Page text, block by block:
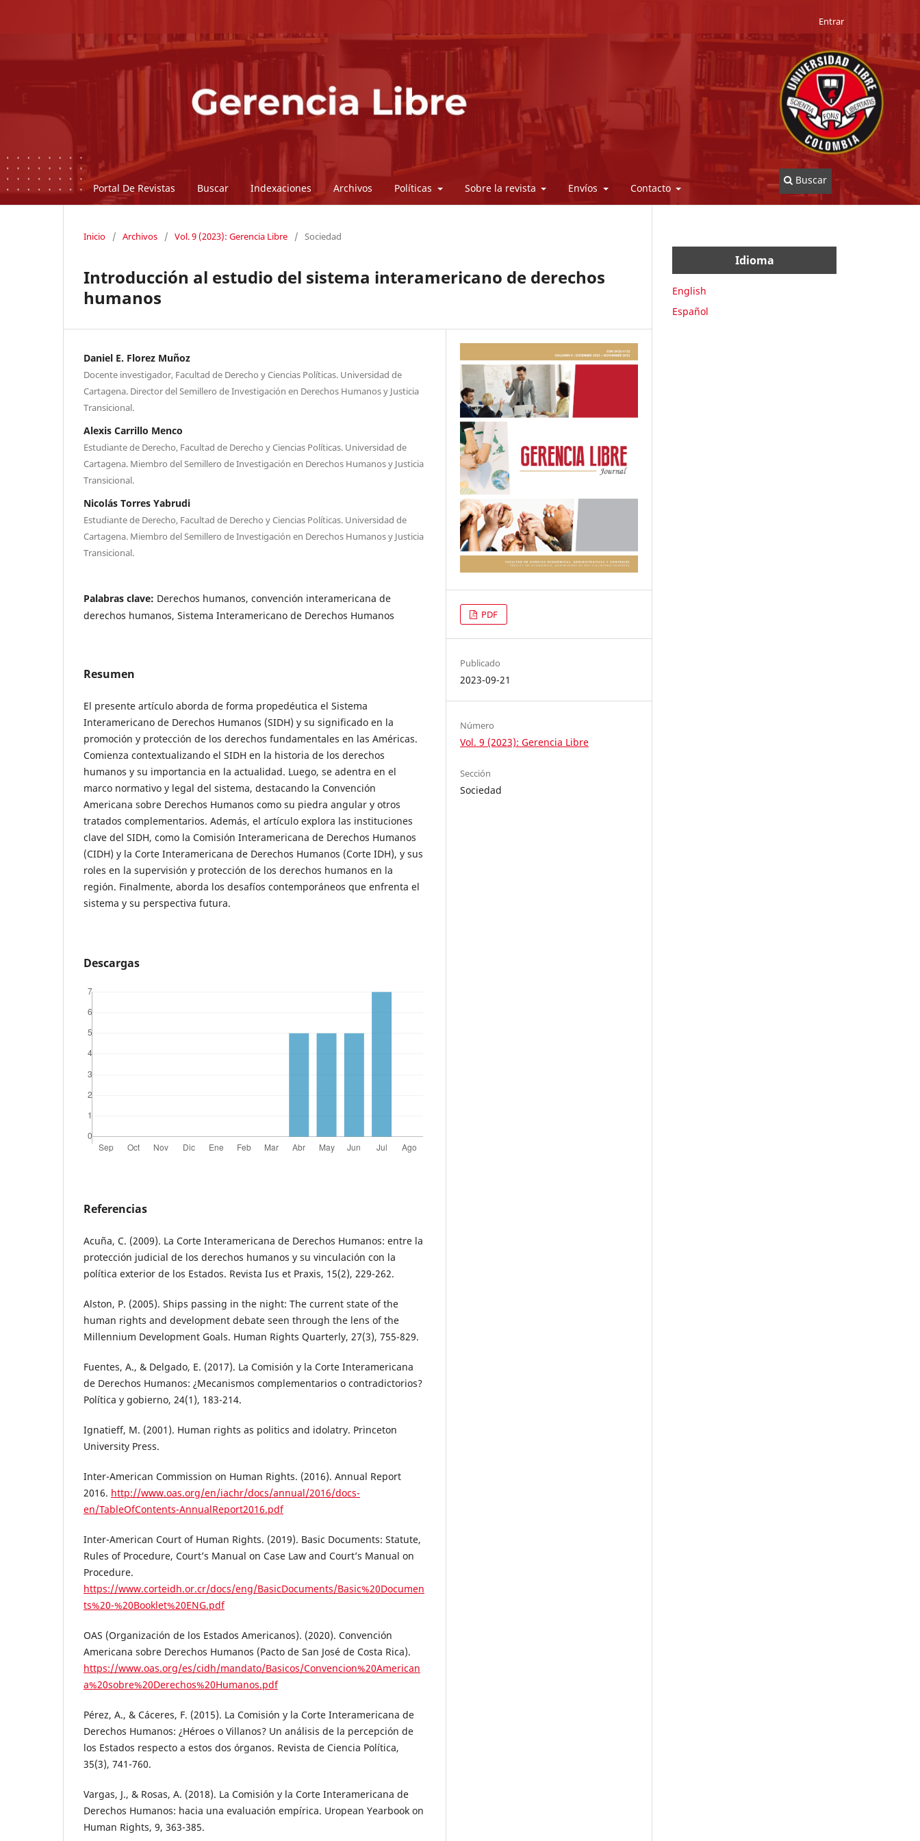
Portal De Revistas Buscar Indexaciones Archivos Políticas Sobre la revista Envíos Contacto
Buscar
Entrar
Inicio / Archivos / Vol. 9 (2023): Gerencia Libre / Sociedad
Introducción al estudio del sistema interamericano de derechos
humanos
Daniel E. Florez Muñoz
Docente investigador, Facultad de Derecho y Ciencias Políticas. Universidad de
Cartagena. Director del Semillero de Investigación en Derechos Humanos y Justicia
Transicional.
Alexis Carrillo Menco
Estudiante de Derecho, Facultad de Derecho y Ciencias Políticas. Universidad de
Cartagena. Miembro del Semillero de Investigación en Derechos Humanos y Justicia
Transicional.
Nicolás Torres Yabrudi
Estudiante de Derecho, Facultad de Derecho y Ciencias Políticas. Universidad de
Cartagena. Miembro del Semillero de Investigación en Derechos Humanos y Justicia
Transicional.
Palabras clave: Derechos humanos, convención interamericana de
derechos humanos, Sistema Interamericano de Derechos Humanos
Resumen
El presente artículo aborda de forma propedéutica el Sistema
Interamericano de Derechos Humanos (SIDH) y su significado en la
promoción y protección de los derechos fundamentales en las Américas.
Comienza contextualizando el SIDH en la historia de los derechos
humanos y su importancia en la actualidad. Luego, se adentra en el
marco normativo y legal del sistema, destacando la Convención
Americana sobre Derechos Humanos como su piedra angular y otros
tratados complementarios. Además, el artículo explora las instituciones
clave del SIDH, como la Comisión Interamericana de Derechos Humanos
(CIDH) y la Corte Interamericana de Derechos Humanos (Corte IDH), y sus
roles en la supervisión y protección de los derechos humanos en la
región. Finalmente, aborda los desafíos contemporáneos que enfrenta el
sistema y su perspectiva futura.
Descargas
Referencias
Acuña, C. (2009). La Corte Interamericana de Derechos Humanos: entre la
protección judicial de los derechos humanos y su vinculación con la
política exterior de los Estados. Revista Ius et Praxis, 15(2), 229-262.
Alston, P. (2005). Ships passing in the night: The current state of the
human rights and development debate seen through the lens of the
Millennium Development Goals. Human Rights Quarterly, 27(3), 755-829.
Fuentes, A., & Delgado, E. (2017). La Comisión y la Corte Interamericana
de Derechos Humanos: ¿Mecanismos complementarios o contradictorios?
Política y gobierno, 24(1), 183-214.
Ignatieff, M. (2001). Human rights as politics and idolatry. Princeton
University Press.
Inter-American Commission on Human Rights. (2016). Annual Report
2016. http://www.oas.org/en/iachr/docs/annual/2016/docs-
en/TableOfContents-AnnualReport2016.pdf
Inter-American Court of Human Rights. (2019). Basic Documents: Statute,
Rules of Procedure, Court’s Manual on Case Law and Court’s Manual on
Procedure.
https://www.corteidh.or.cr/docs/eng/BasicDocuments/Basic%20Documen
ts%20-%20Booklet%20ENG.pdf
OAS (Organización de los Estados Americanos). (2020). Convención
Americana sobre Derechos Humanos (Pacto de San José de Costa Rica).
https://www.oas.org/es/cidh/mandato/Basicos/Convencion%20American
a%20sobre%20Derechos%20Humanos.pdf
Pérez, A., & Cáceres, F. (2015). La Comisión y la Corte Interamericana de
Derechos Humanos: ¿Héroes o Villanos? Un análisis de la percepción de
los Estados respecto a estos dos órganos. Revista de Ciencia Política,
35(3), 741-760.
Vargas, J., & Rosas, A. (2018). La Comisión y la Corte Interamericana de
Derechos Humanos: hacia una evaluación empírica. Uropean Yearbook on
Human Rights, 9, 363-385.
PDF
Publicado
2023-09-21
Número
Vol. 9 (2023): Gerencia Libre
Sección
Sociedad
Idioma
English
Español